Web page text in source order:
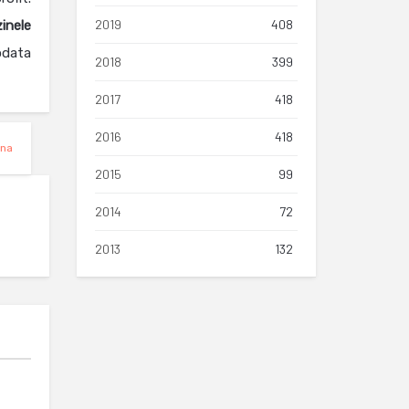
2019 408
2018 399
2017 418
2016 418
2015 99
2014 72
2013 132